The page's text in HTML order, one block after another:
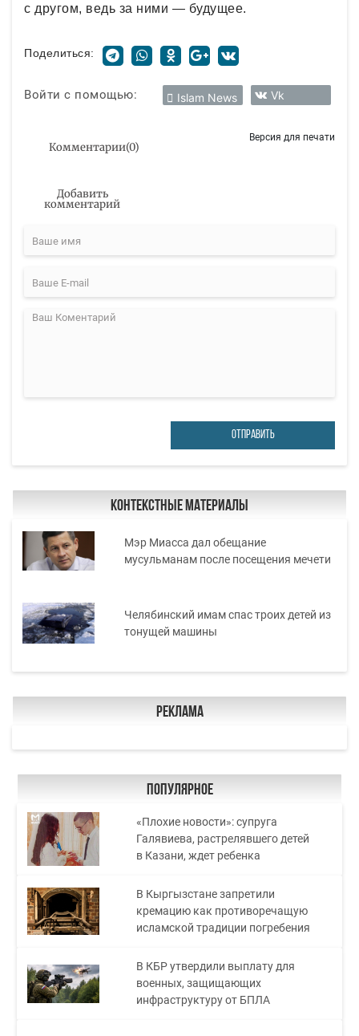
с другом, ведь за ними — будущее.
Поделиться:
Войти с помощью: Islam News Vk
Комментарии(0)
Версия для печати
Добавить
комментарий
ОТПРАВИТЬ
Контекстные материалы
Мэр Миасса дал обещание
мусульманам после посещения мечети
Челябинский имам спас троих детей из
тонущей машины
Реклама
Популярное
«Плохие новости»: супруга
Галявиева, растрелявшего детей
в Казани, ждет ребенка
В Кыргызстане запретили
кремацию как противоречащую
исламской традиции погребения
В КБР утвердили выплату для
военных, защищающих
инфраструктуру от БПЛА